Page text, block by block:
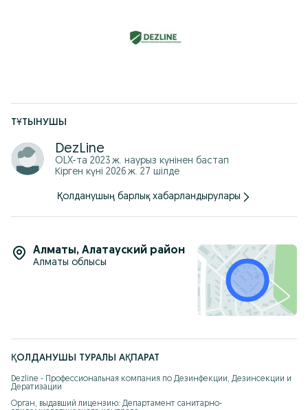
право предоставлять данные услуги.
для детей, домашних животных и растений.
Полная информация о лицензии: Лицензия №
KZ30LAM00001599
Орган, выдавший лицензию: Департамент санитарно-
эпидемиологического контроля города Алматы
дезинсекции в Алматы и области, соблюдая строгие
санитарные нормы.
ТҰТЫНУШЫ
DezLine
OLX-та 2023 ж. наурыз күнінен бастап
Кірген күні 2026 ж. 27 шілде
Қолданушың барлық хабарландырулары
Алматы, Алатауский район
Алматы облысы
ҚОЛДАНУШЫ ТУРАЛЫ АҚПАРАТ
Dezline - Профессиональная компания по Дезинфекции, Дезинсекции и
Дератизации
Орган, выдавший лицензию: Департамент санитарно-